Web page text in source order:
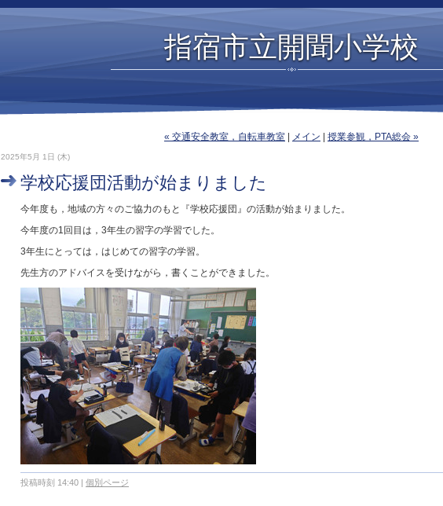
指宿市立開聞小学校
« 交通安全教室，自転車教室 メイン 授業参観，PTA総会 »
2025年5月 1日 (木)
学校応援団活動が始まりました
今年度も，地域の方々のご協力のもと『学校応援団』の活動が始まりました。
今年度の1回目は，3年生の習字の学習でした。
3年生にとっては，はじめての習字の学習。
先生方のアドバイスを受けながら，書くことができました。
投稿時刻 14:40 | 個別ページ